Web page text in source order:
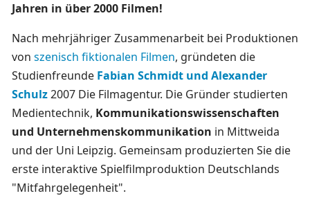
Jahren in über 2000 Filmen!
Nach mehrjähriger Zusammenarbeit bei Produktionen
von szenisch fiktionalen Filmen, gründeten die
Studienfreunde Fabian Schmidt und Alexander
Schulz2007 Die Filmagentur. Die Gründer studierten
Medientechnik, Kommunikationswissenschaften
und Unternehmenskommunikation in Mittweida
und der Uni Leipzig. Gemeinsam produzierten Sie die
erste interaktive Spielfilmproduktion Deutschlands
"Mitfahrgelegenheit".